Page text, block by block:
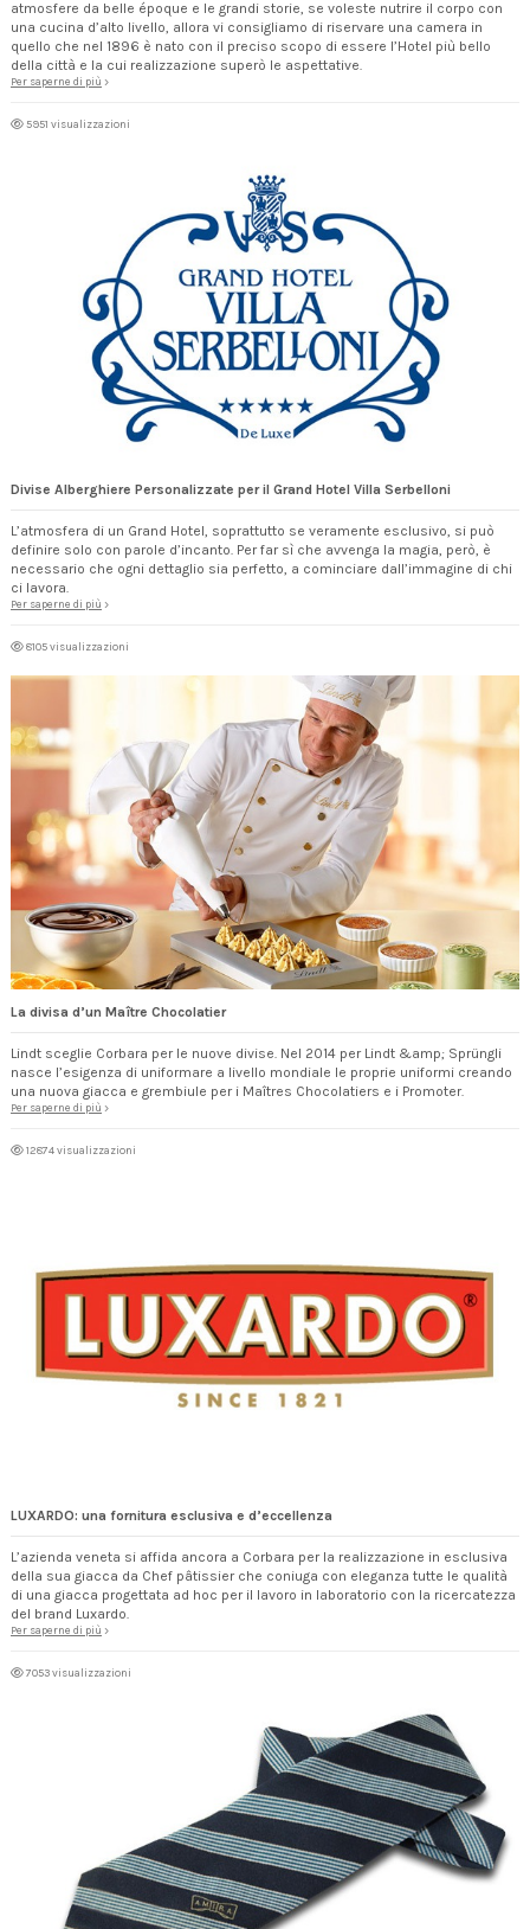
atmosfere da belle époque e le grandi storie, se voleste nutrire il corpo con
una cucina d’alto livello, allora vi consigliamo di riservare una camera in
quello che nel 1896 è nato con il preciso scopo di essere l’Hotel più bello
della città e la cui realizzazione superò le aspettative.
Per saperne di più
5951 visualizzazioni
Divise Alberghiere Personalizzate per il Grand Hotel Villa Serbelloni
L’atmosfera di un Grand Hotel, soprattutto se veramente esclusivo, si può
definire solo con parole d’incanto. Per far sì che avvenga la magia, però, è
necessario che ogni dettaglio sia perfetto, a cominciare dall’immagine di chi
ci lavora.
Per saperne di più
8105 visualizzazioni
La divisa d’un Maître Chocolatier
Lindt sceglie Corbara per le nuove divise. Nel 2014 per Lindt &amp; Sprüngli
nasce l’esigenza di uniformare a livello mondiale le proprie uniformi creando
una nuova giacca e grembiule per i Maîtres Chocolatiers e i Promoter.
Per saperne di più
12874 visualizzazioni
LUXARDO: una fornitura esclusiva e d’eccellenza
L’azienda veneta si affida ancora a Corbara per la realizzazione in esclusiva
della sua giacca da Chef pâtissier che coniuga con eleganza tutte le qualità
di una giacca progettata ad hoc per il lavoro in laboratorio con la ricercatezza
del brand Luxardo.
Per saperne di più
7053 visualizzazioni